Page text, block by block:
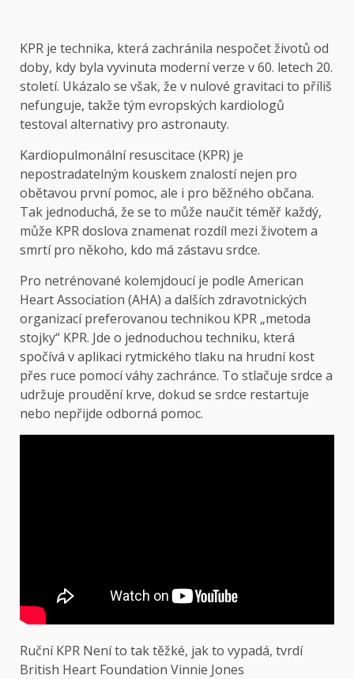
KPR je technika, která zachránila nespočet životů od
doby, kdy byla vyvinuta moderní verze v 60. letech 20.
století. Ukázalo se však, že v nulové gravitaci to příliš
nefunguje, takže tým evropských kardiologů
testoval alternativy pro astronauty.
Kardiopulmonální resuscitace (KPR) je
nepostradatelným kouskem znalostí nejen pro
obětavou první pomoc, ale i pro běžného občana.
Tak jednoduchá, že se to může naučit téměř každý,
může KPR doslova znamenat rozdíl mezi životem a
smrtí pro někoho, kdo má zástavu srdce.
Pro netrénované kolemjdoucí je podle American
Heart Association (AHA) a dalších zdravotnických
organizací preferovanou technikou KPR „metoda
stojky“ KPR. Jde o jednoduchou techniku, která
spočívá v aplikaci rytmického tlaku na hrudní kost
přes ruce pomocí váhy zachránce. To stlačuje srdce a
udržuje proudění krve, dokud se srdce restartuje
nebo nepřijde odborná pomoc.
Ruční KPR Není to tak těžké, jak to vypadá, tvrdí
British Heart Foundation Vinnie Jones